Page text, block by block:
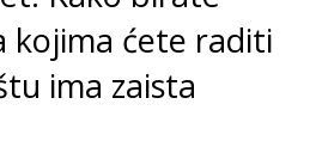
kojima ćete raditi
ima zaista